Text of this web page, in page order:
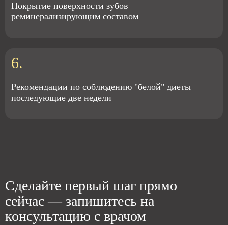
Покрытие поверхности зубов
реминерализирующим составом
6.
Рекомендации по соблюдению "белой" диеты
последующие две недели
Сделайте первый шаг прямо
сейчас — запишитесь на
консультацию с врачом